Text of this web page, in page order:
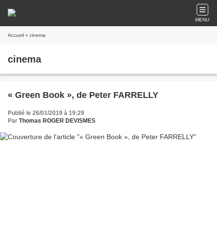
MENU
Accueil » cinema
cinema
« Green Book », de Peter FARRELLY
Publié le 26/01/2019 à 19:29
Par Thomas ROGER DEVISMES